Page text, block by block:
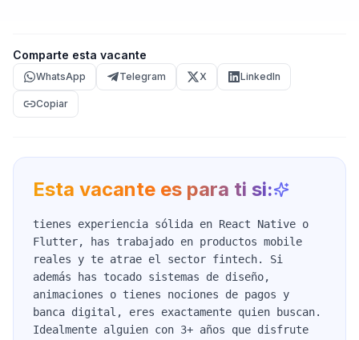
Comparte esta vacante
WhatsApp Telegram X LinkedIn
Copiar
Esta vacante es para ti si:
tienes experiencia sólida en React Native o
Flutter, has trabajado en productos mobile
reales y te atrae el sector fintech. Si
además has tocado sistemas de diseño,
animaciones o tienes nociones de pagos y
banca digital, eres exactamente quien buscan.
Idealmente alguien con 3+ años que disfrute